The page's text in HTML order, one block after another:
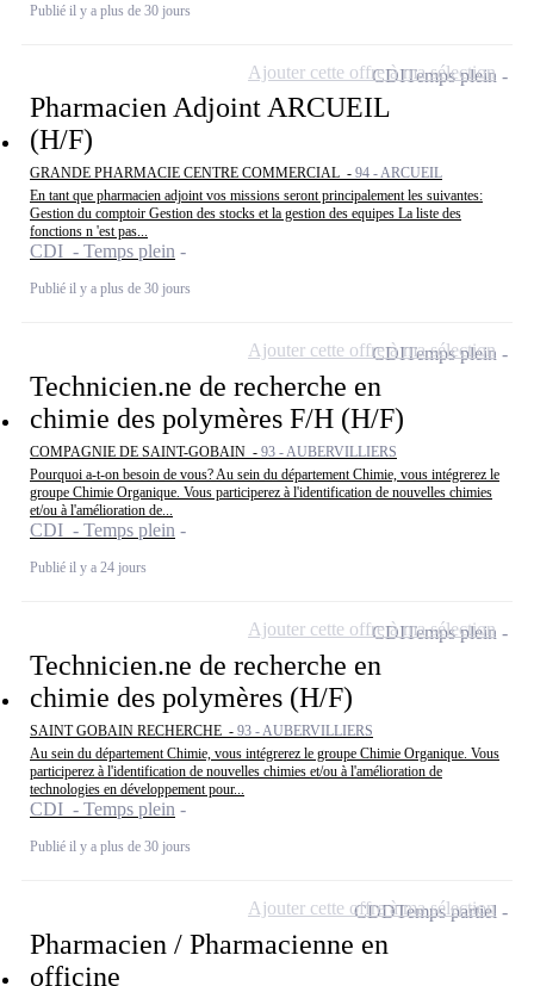
Publié il y a plus de 30 jours
Pharmacien Adjoint ARCUEIL
(H/F)
GRANDE PHARMACIE CENTRE COMMERCIAL - 94 - ARCUEIL
En tant que pharmacien adjoint vos missions seront principalement les suivantes:
Gestion du comptoir Gestion des stocks et la gestion des equipes La liste des
fonctions n 'est pas...
CDI - Temps plein
Publié il y a plus de 30 jours
CDITemps plein
Ajouter cette offre à ma sélection
Technicien.ne de recherche en
chimie des polymères F/H (H/F)
COMPAGNIE DE SAINT-GOBAIN - 93 - AUBERVILLIERS
Pourquoi a-t-on besoin de vous? Au sein du département Chimie, vous intégrerez le
groupe Chimie Organique. Vous participerez à l'identification de nouvelles chimies
et/ou à l'amélioration de...
CDI - Temps plein
Publié il y a 24 jours
CDITemps plein
Ajouter cette offre à ma sélection
Technicien.ne de recherche en
chimie des polymères (H/F)
SAINT GOBAIN RECHERCHE - 93 - AUBERVILLIERS
Au sein du département Chimie, vous intégrerez le groupe Chimie Organique. Vous
participerez à l'identification de nouvelles chimies et/ou à l'amélioration de
technologies en développement pour...
CDI - Temps plein
Publié il y a plus de 30 jours
CDITemps plein
Ajouter cette offre à ma sélection
Pharmacien / Pharmacienne en
officine
CDDTemps partiel
Ajouter cette offre à ma sélection